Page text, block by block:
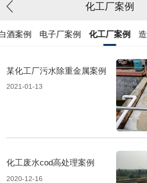
化工厂案例
酒案例 电子厂案例 化工厂案例
某化工厂污水除重金属案例
2021-01-13
化工废水cod高处理案例
2020-12-16